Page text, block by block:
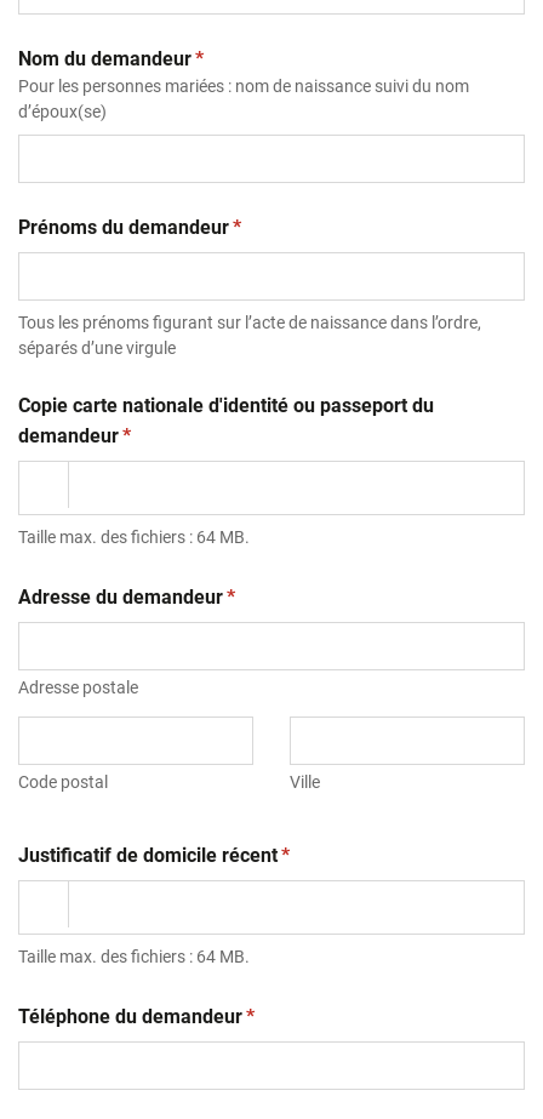
Nom du demandeur(obligatoire)
*
Pour les personnes mariées : nom de naissance suivi du nom
d’époux(se)
Prénoms du demandeur(obligatoire)
*
Tous les prénoms figurant sur l’acte de naissance dans l’ordre,
séparés d’une virgule
Copie carte nationale d'identité ou passeport du
demandeur(obligatoire)
*
Taille max. des fichiers : 64 MB.
Adresse du demandeur(obligatoire)
*
Adresse postale
Code postal Ville
Justificatif de domicile récent(obligatoire)
*
Taille max. des fichiers : 64 MB.
Téléphone du demandeur(obligatoire)
*